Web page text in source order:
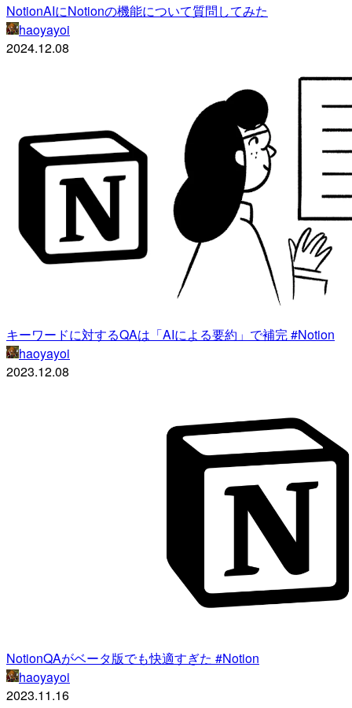
NotionAIにNotionの機能について質問してみた
haoyayoi
2024.12.08
キーワードに対するQAは「AIによる要約」で補完 #Notion
haoyayoi
2023.12.08
NotionQAがベータ版でも快適すぎた #Notion
haoyayoi
2023.11.16